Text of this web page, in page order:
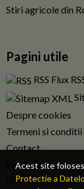
Acest site
Protectie a
Stiri agricole din
Pagini utile
RSS Flux
Despre cookies
Termeni si conditii
Contact
Publicitate
Privacy policy RO